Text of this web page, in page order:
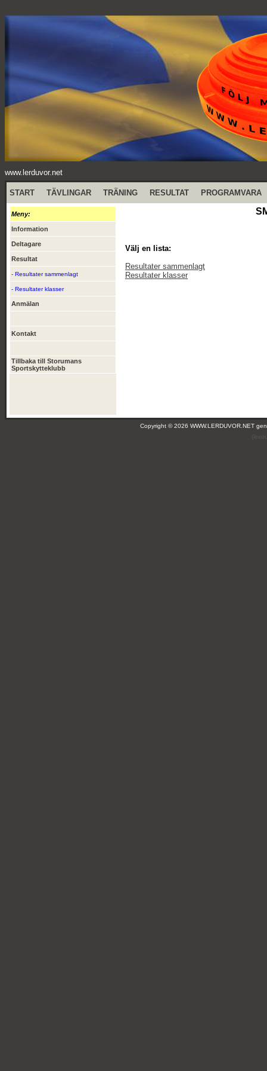
www.lerduvor.net
START TÄVLINGAR TRÄNING RESULTAT PROGRAMVARA
Meny:
Information
Deltagare
Resultat
- Resultater sammenlagt
- Resultater klasser
Anmälan
Kontakt
Tillbaka till Storumans
Sportskytteklubb
Välj en lista:
Resultater sammenlagt
Resultater klasser
Copyright © 2026 WWW.LERDUVOR.NET